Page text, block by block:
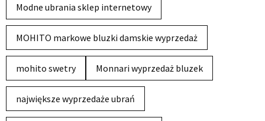
Modne ubrania sklep internetowy
MOHITO markowe bluzki damskie wyprzedaż
mohito swetry Monnari wyprzedaż bluzek
największe wyprzedaże ubrań